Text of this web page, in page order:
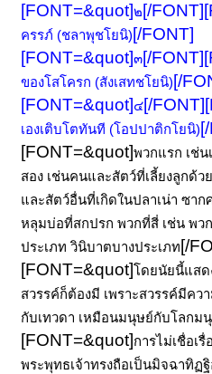
[FONT=&quot]๒ [/FONT]
ครรภ์ (ชลาพุชโยนิ) [/FONT]
[FONT=&quot]๓[/FONT]
ของโสโครก (สังเสทชโยนิ) [/
[FONT=&quot]๔[/FONT]
เองเติบโตทันที (โอปปาติกโยนิ)
[FONT=&quot]พวกแรก เช่
สอง เช่นคนและสัตว์ที่เลี้ยงลูกด้
และสัตว์อื่นที่เกิดในปลาเน่า ซา
หลุมบ่อที่สกปรก พวกที่สี่ เช่น พว
ประเภท วินิบาตบางประเภท [/
[FONT=&quot]โดยนัยนี้แสด
สวรรค์ก็ต้องมี เพราะสวรรค์มีค
กับเทวดา เหมือนมนุษย์กับโลกม
[FONT=&quot]การไม่เชื่อเ
พระพุทธเจ้าทรงถือเป็นมิจฉาทิฏ